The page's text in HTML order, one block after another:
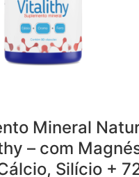
Mineral
– com
Silício +